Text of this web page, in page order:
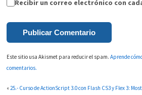
Recibir un correo electrónico con
Este sitio usa Akismet para reducir el spam.Aprende
comentarios.
«25.- Curso de ActionScript 3.0 con Flash CS3 y Flex 3: